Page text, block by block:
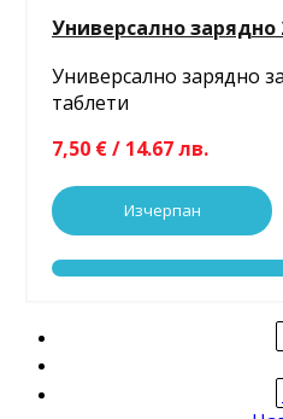
Универсално зарядно
Универсално зарядно
таблети
7,50 € / 14.67 лв.
Изчерпан